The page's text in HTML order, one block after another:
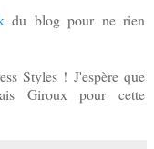
du blog pour ne rien
Styles ! J'espère que
Giroux pour cette